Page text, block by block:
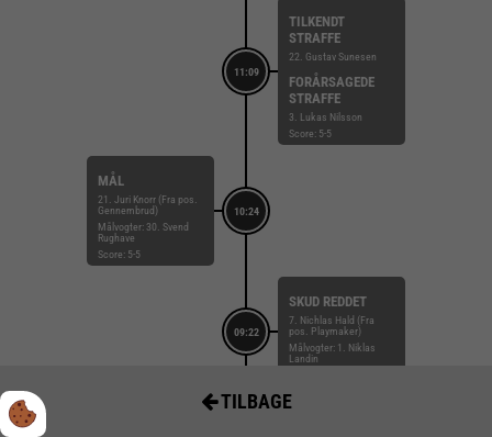
11:09
TILKENDT
STRAFFE
22. Gustav Sunesen
FORÅRSAGEDE
STRAFFE
3. Lukas Nilsson
Score: 5-5
10:24
MÅL
21. Juri Knorr (Fra pos.
Gennembrud)
Målvogter: 30. Svend
Rughave
Score: 5-5
09:22
SKUD REDDET
7. Nichlas Hald (Fra
pos. Playmaker)
Målvogter: 1. Niklas
Landin
TILBAGE